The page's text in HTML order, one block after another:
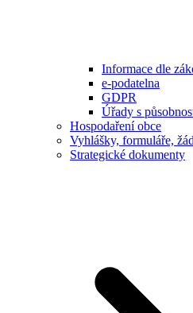
Informace dle
e-podatelna
GDPR
Úřady s
Hospodaření obce
Vyhlášky, formuláře,
Strategické dokumenty